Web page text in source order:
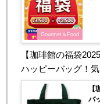
Gourmet＆Food
【珈琲館の福袋
ハッピーバッグ！
【
バ